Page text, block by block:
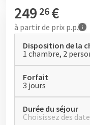
déguster le menu à 3
Conseil : vous
remplacer le dîner 3
buffet fine dining de
boissons incluses,
réservation de table en
bien pour le dîner 3
249 26 €
à partir de prix p.p.
Disposition de la
1 chambre, 2
Forfait
3 jours
Durée du séjour
Choisissez des